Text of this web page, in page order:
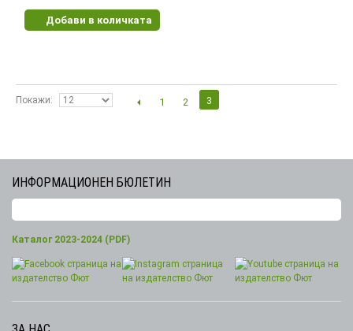
Добави в количката
Покажи 1 2 3
ИНФОРМАЦИОНЕН БЮЛЕТИН
Каталог 2023-2024 (PDF)